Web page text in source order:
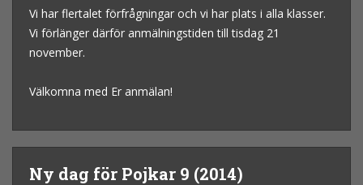
Vi har flertalet förfrågningar och vi har plats i alla klasser.
Vi förlänger därför anmälningstiden till tisdag 21
november.
Välkomna med Er anmälan!
Ny dag för Pojkar 9 (2014)